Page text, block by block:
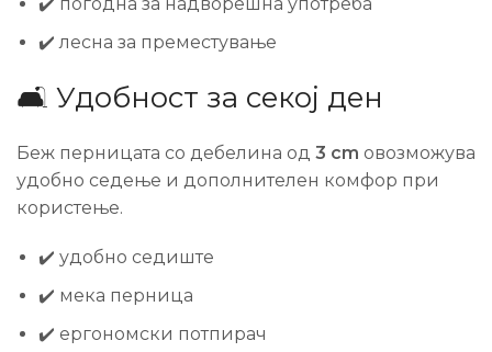
✔️ лесна за преместување
🛋️ Удобност за секој ден
Беж перницата со дебелина од 3 cm овозможува
удобно седење и дополнителен комфор при
користење.
✔️ удобно седиште
✔️ мека перница
✔️ ергономски потпирач